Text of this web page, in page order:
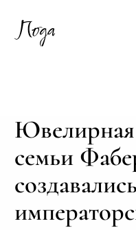
семьи
создавались